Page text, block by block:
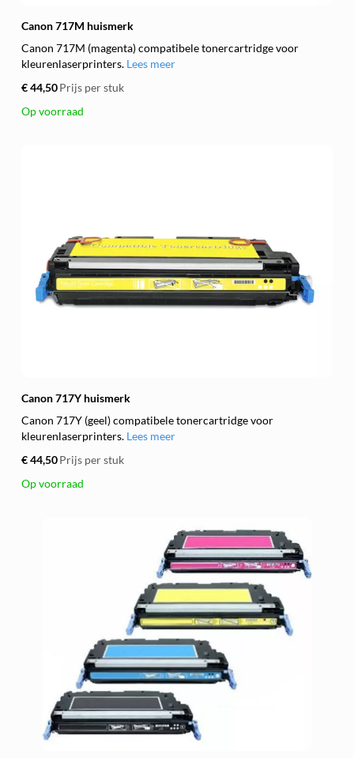
Canon 717M huismerk
Canon 717M (magenta) compatibele tonercartridge voor
kleurenlaserprinters. Lees meer
€ 44,50Prijs per stuk
Op voorraad
Canon 717Y huismerk
Canon 717Y (geel) compatibele tonercartridge voor
kleurenlaserprinters. Lees meer
€ 44,50Prijs per stuk
Op voorraad